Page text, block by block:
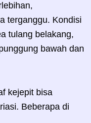
terganggu. Kondisi
tulang belakang,
bawah dan
kejepit bisa
Beberapa di